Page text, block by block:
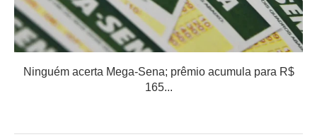
Ninguém acerta Mega-Sena; prêmio acumula para R$
165...